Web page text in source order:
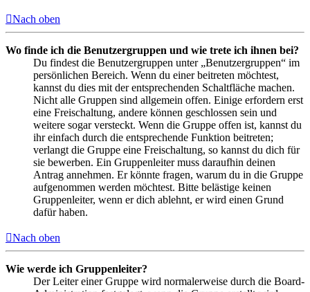
Nach oben
Wo finde ich die Benutzergruppen und wie trete ich ihnen bei?
Du findest die Benutzergruppen unter „Benutzergruppen“ im
persönlichen Bereich. Wenn du einer beitreten möchtest,
kannst du dies mit der entsprechenden Schaltfläche machen.
Nicht alle Gruppen sind allgemein offen. Einige erfordern erst
eine Freischaltung, andere können geschlossen sein und
weitere sogar versteckt. Wenn die Gruppe offen ist, kannst du
ihr einfach durch die entsprechende Funktion beitreten;
verlangt die Gruppe eine Freischaltung, so kannst du dich für
sie bewerben. Ein Gruppenleiter muss daraufhin deinen
Antrag annehmen. Er könnte fragen, warum du in die Gruppe
aufgenommen werden möchtest. Bitte belästige keinen
Gruppenleiter, wenn er dich ablehnt, er wird einen Grund
dafür haben.
Nach oben
Wie werde ich Gruppenleiter?
Der Leiter einer Gruppe wird normalerweise durch die Board-